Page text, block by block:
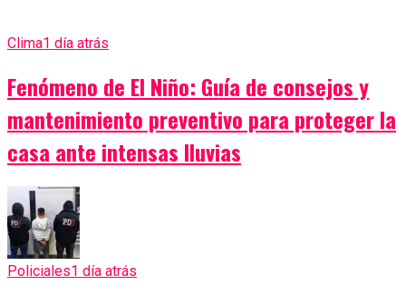
Clima1 día atrás
Fenómeno de El Niño: Guía de consejos y
mantenimiento preventivo para proteger la
casa ante intensas lluvias
Policiales1 día atrás